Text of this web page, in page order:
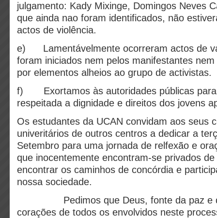
julgamento: Kady Mixinge, Domingos Neves
que ainda nao foram identificados, não
actos de violência.
e) Lamentávelmente ocorreram actos de
foram iniciados nem pelos manifestantes
por elementos alheios ao grupo de activistas.
f) Exortamos às autoridades públicas para
respeitada a dignidade e direitos dos jovens
Os estudantes da UCAN convidam aos seus
univeritários de outros centros a dedicar a
Setembro para uma jornada de relfexão e
que inocentemente encontram-se privados
encontrar os caminhos de concórdia e
nossa sociedade.
Pedimos que Deus, fonte da paz e da
corações de todos os envolvidos neste